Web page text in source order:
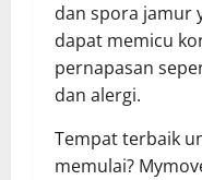
dan spora jamur
dapat memicu
pernapasan
dan alergi.
Tempat terbaik
memulai?